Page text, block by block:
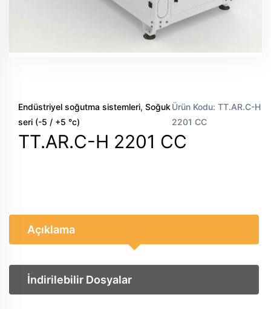
Endüstriyel soğutma sistemleri, Soğuk
seri (-5 / +5 °c)
Ürün Kodu: TT.AR.C-H
2201 CC
TT.AR.C-H 2201 CC
Açıklama
İndirilebilir Dosyalar